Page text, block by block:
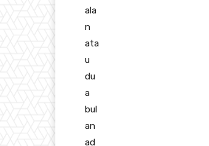
ala
n
ata
u
du
a
bul
an
ad